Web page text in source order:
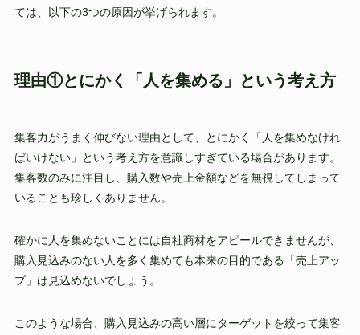
ては、以下の3つの原因が挙げられます。
理由①とにかく「人を集める」という考え方
集客力がうまく伸びない理由として、とにかく「人を集めなけれ
ばいけない」という考え方を意識しすぎている場合があります。
集客数のみに注目し、購入数や売上金額などを無視してしまって
いることも珍しくありません。
確かに人を集めないことには自社商材をアピールできませんが、
購入見込みのない人を多く集めても本来の目的である「売上アッ
プ」は見込めないでしょう。
このような場合、購入見込みの高い層にターゲットを絞って集客